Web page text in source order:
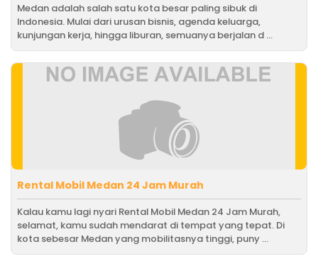
Medan adalah salah satu kota besar paling sibuk di
Indonesia. Mulai dari urusan bisnis, agenda keluarga,
kunjungan kerja, hingga liburan, semuanya berjalan d ...
Rental Mobil Medan 24 Jam Murah
Kalau kamu lagi nyari Rental Mobil Medan 24 Jam Murah,
selamat, kamu sudah mendarat di tempat yang tepat. Di
kota sebesar Medan yang mobilitasnya tinggi, puny ...